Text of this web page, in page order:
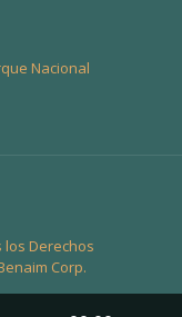
Nacional
los Derechos
Corp.